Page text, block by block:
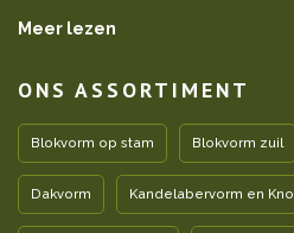
Meer lezen
ONS ASSORTIMENT
Blokvorm op stam Blokvorm zuil
Dakvorm Kandelabervorm en